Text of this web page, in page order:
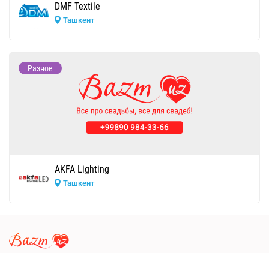
DMF Textile
Ташкент
Разное
AKFA Lighting
Ташкент